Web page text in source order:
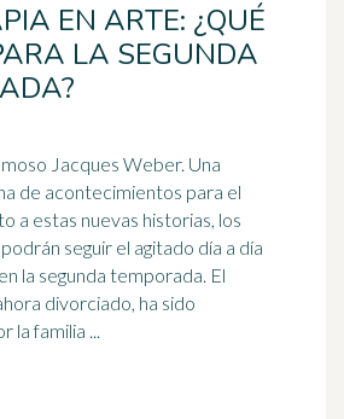
EN ARTE: ¿QUÉ
LA SEGUNDA
Jacques Weber. Una
de acontecimientos para el
a estas nuevas historias, los
seguir el agitado día a día
la segunda temporada. El
divorciado, ha sido
demandado por la familia ...